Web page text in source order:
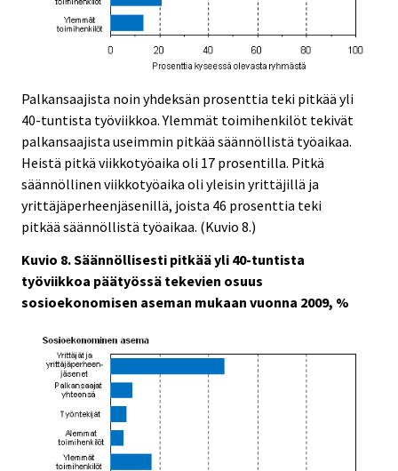
Palkansaajista noin yhdeksän prosenttia teki pitkää yli
40-tuntista työviikkoa. Ylemmät toimihenkilöt tekivät
palkansaajista useimmin pitkää säännöllistä työaikaa.
Heistä pitkä viikkotyöaika oli 17 prosentilla. Pitkä
säännöllinen viikkotyöaika oli yleisin yrittäjillä ja
yrittäjäperheenjäsenillä, joista 46 prosenttia teki
pitkää säännöllistä työaikaa. (Kuvio 8.)
Kuvio 8. Säännöllisesti pitkää yli 40-tuntista
työviikkoa päätyössä tekevien osuus
sosioekonomisen aseman mukaan vuonna 2009, %